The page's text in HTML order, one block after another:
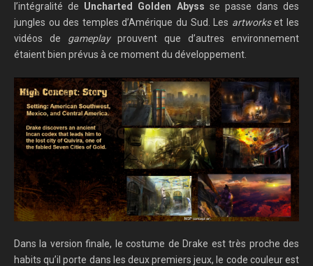
l’intégralité de Uncharted Golden Abyss se passe dans des
jungles ou des temples d’Amérique du Sud. Les artworkset les
vidéos de gameplayprouvent que d’autres environnement
étaient bien prévus àce momentdu développement.
Dans la version finale, le costume de Drake est très proche des
habits qu’il porte dans les deux premiers jeux, le code couleur est